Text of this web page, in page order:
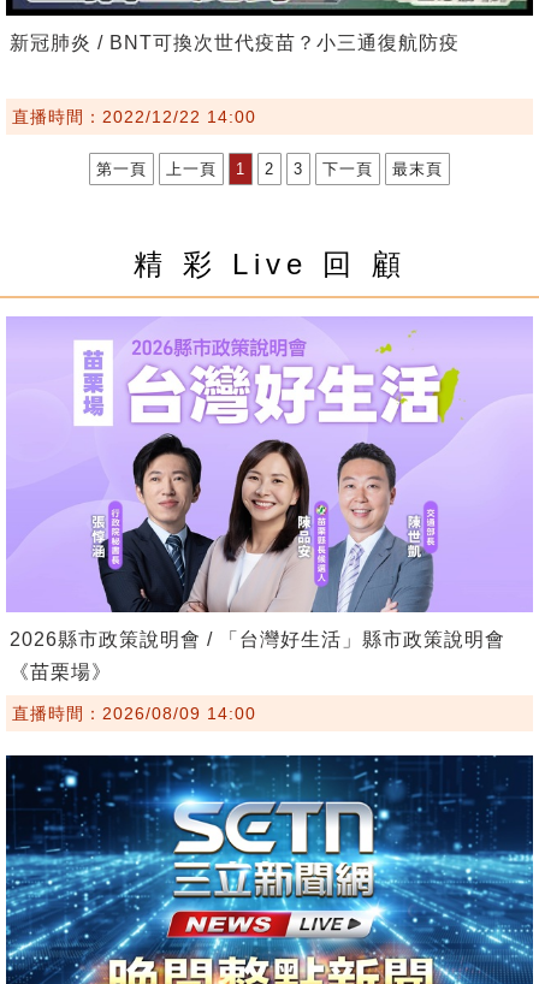
新冠肺炎 / BNT可換次世代疫苗？小三通復航防疫
直播時間：2022/12/22 14:00
第一頁 上一頁 1 2 3 下一頁 最末頁
精 彩 Live 回 顧
2026縣市政策說明會 / 「台灣好生活」縣市政策說明會
《苗栗場》
直播時間：2026/08/09 14:00